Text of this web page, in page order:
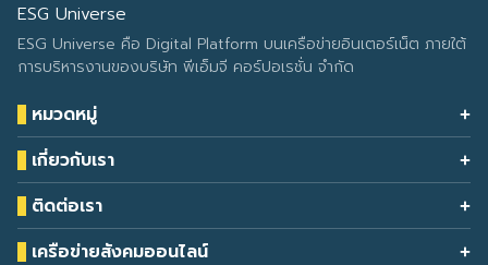
ESG Universe
ESG Universe คือ Digital Platform บนเครือข่ายอินเตอร์เน็ต ภายใต้
การบริหารงานของบริษัท พีเอ็มจี คอร์ปอเรชั่น จำกัด
หมวดหมู่
Health & Wellness
Eco Icon
ESG Data
Climate Change
เกี่ยวกับเรา
Our Services
About Us
Contact Us
ติดต่อเรา
โทรศัพท์: 090-549-2524
เครือข่ายสังคมออนไลน์